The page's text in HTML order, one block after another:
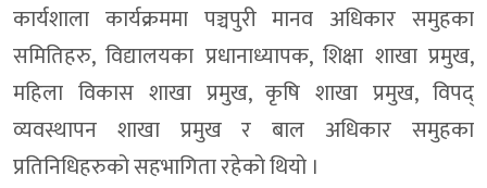
कार्यशाला कार्यक्रममा पञ्चपुरी मानव अधिकार समुहका
समितिहरु, विद्यालयका प्रधानाध्यापक, शिक्षा शाखा प्रमुख,
महिला विकास शाखा प्रमुख, कृषि शाखा प्रमुख, विपद्
व्यवस्थापन शाखा प्रमुख र बाल अधिकार समुहका
प्रतिनिधिहरुको सहभागिता रहेको थियो ।